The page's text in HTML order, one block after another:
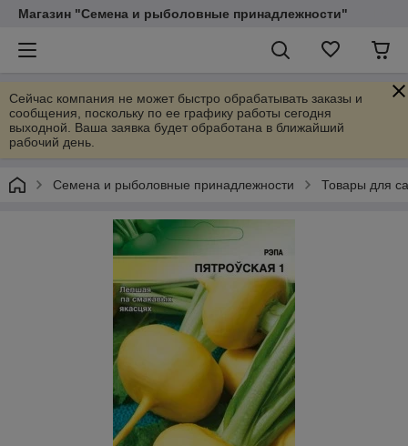
Магазин "Семена и рыболовные принадлежности"
Сейчас компания не может быстро обрабатывать заказы и
сообщения, поскольку по ее графику работы сегодня
выходной. Ваша заявка будет обработана в ближайший
рабочий день.
Семена и рыболовные принадлежности Товары для